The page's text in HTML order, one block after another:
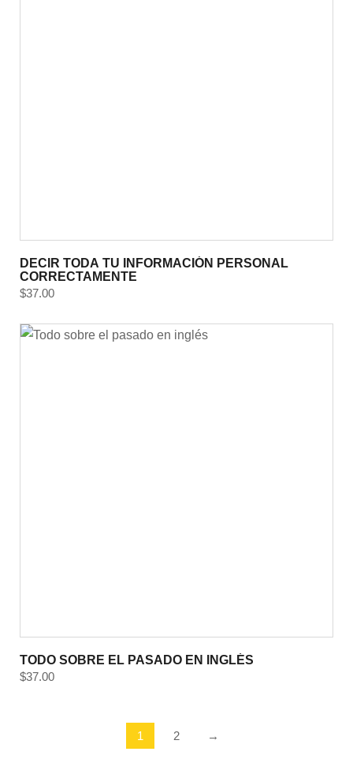
DECIR TODA TU INFORMACIÓN PERSONAL
CORRECTAMENTE
$37.00
TODO SOBRE EL PASADO EN INGLÉS
$37.00
1 2 →